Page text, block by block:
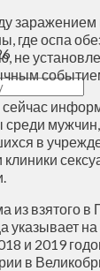
где оспа
не
в
из взятого в
указывает
и 2019
в